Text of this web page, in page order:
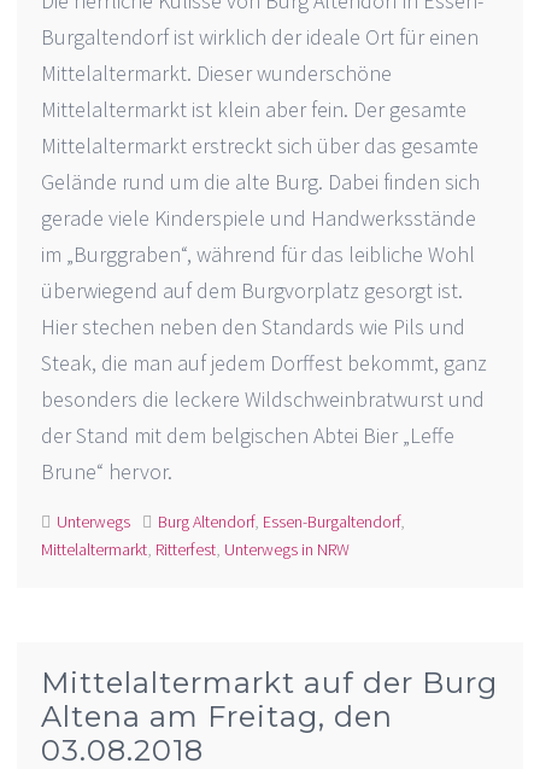
Burgaltendorf ist wirklich der ideale Ort für einen
Mittelaltermarkt. Dieser wunderschöne
Mittelaltermarkt ist klein aber fein. Der gesamte
Mittelaltermarkt erstreckt sich über das gesamte
Gelände rund um die alte Burg. Dabei finden sich
gerade viele Kinderspiele und Handwerksstände
im „Burggraben“, während für das leibliche Wohl
überwiegend auf dem Burgvorplatz gesorgt ist.
Hier stechen neben den Standards wie Pils und
Steak, die man auf jedem Dorffest bekommt, ganz
besonders die leckere Wildschweinbratwurst und
der Stand mit dem belgischen Abtei Bier „Leffe
Brune“ hervor.
Unterwegs Burg Altendorf, Essen-Burgaltendorf,
Mittelaltermarkt, Ritterfest, Unterwegs in NRW
Mittelaltermarkt auf der Burg
Altena am Freitag, den
03.08.2018